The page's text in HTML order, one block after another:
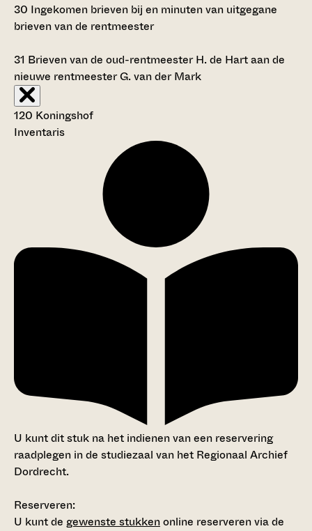
30 Ingekomen brieven bij en minuten van uitgegane
brieven van de rentmeester
31 Brieven van de oud-rentmeester H. de Hart aan de
nieuwe rentmeester G. van der Mark
120 Koningshof
Inventaris
U kunt dit stuk na het indienen van een reservering
raadplegen in de studiezaal van het Regionaal Archief
Dordrecht.
Reserveren:
U kunt de gewenste stukkenonline reserveren via de